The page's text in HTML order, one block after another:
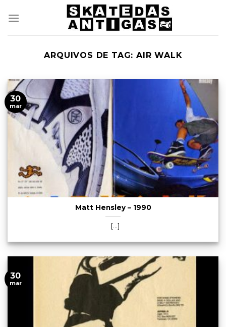
ARQUIVOS DE TAG:AIR WALK
Matt Hensley – 1990
[...]
30
mar
30
mar